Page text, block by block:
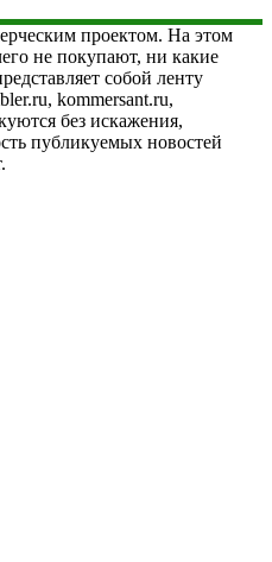
проектом. На этом
не покупают, ни какие
собой ленту
kommersant.ru,
без искажения,
публикуемых новостей